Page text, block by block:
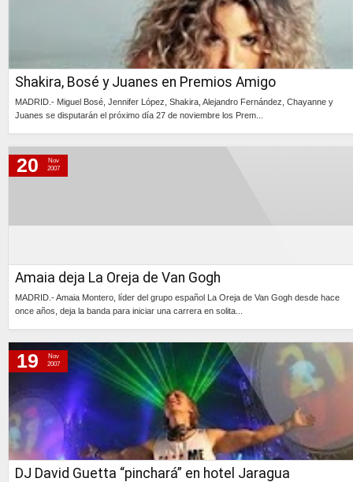
Shakira, Bosé y Juanes en Premios Amigo
MADRID.- Miguel Bosé, Jennifer López, Shakira, Alejandro Fernández, Chayanne y
Juanes se disputarán el próximo día 27 de noviembre los Prem...
Amaia deja La Oreja de Van Gogh
MADRID.- Amaia Montero, líder del grupo español La Oreja de Van Gogh desde hace
once años, deja la banda para iniciar una carrera en solita...
20
Nov
2007
DJ David Guetta “pinchará” en hotel Jaragua
19
Nov
2007